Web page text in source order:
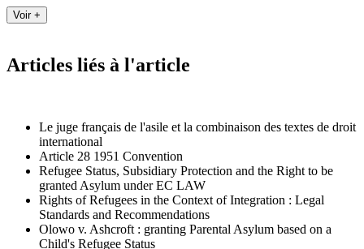
Articles liés à l'article
Le juge français de l'asile et la combinaison des textes de droit
international
Article 28 1951 Convention
Refugee Status, Subsidiary Protection and the Right to be
granted Asylum under EC LAW
Rights of Refugees in the Context of Integration : Legal
Standards and Recommendations
Olowo v. Ashcroft : granting Parental Asylum based on a
Child's Refugee Status